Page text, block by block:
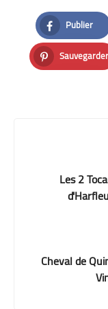
Publier
Facebook
Sauvegarder
Pinterest
Les 2
Cheval de